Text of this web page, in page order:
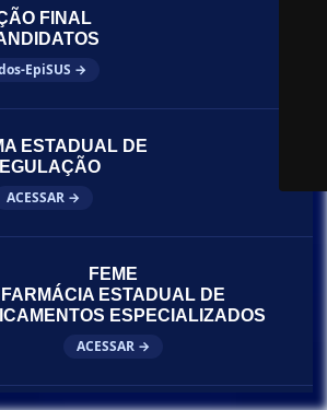
FINAL
EpiSUS →
ESTADUAL DE
ACESSAR →
FEME
FARMÁCIA ESTADUAL DE
ESPECIALIZADOS
ACESSAR →